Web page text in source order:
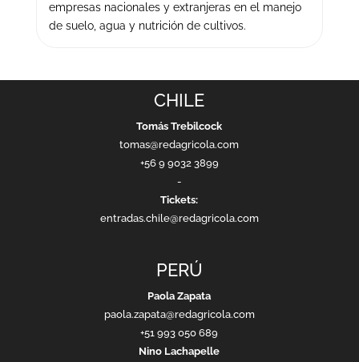
empresas nacionales y extranjeras en el manejo
de suelo, agua y nutrición de cultivos.
CHILE
Tomás Trebilcock
tomas@redagricola.com
+56 9 9032 3899
-
Tickets:
entradas.chile@redagricola.com
PERÚ
Paola Zapata
paola.zapata@redagricola.com
+51 993 050 689
Nino Lachapelle